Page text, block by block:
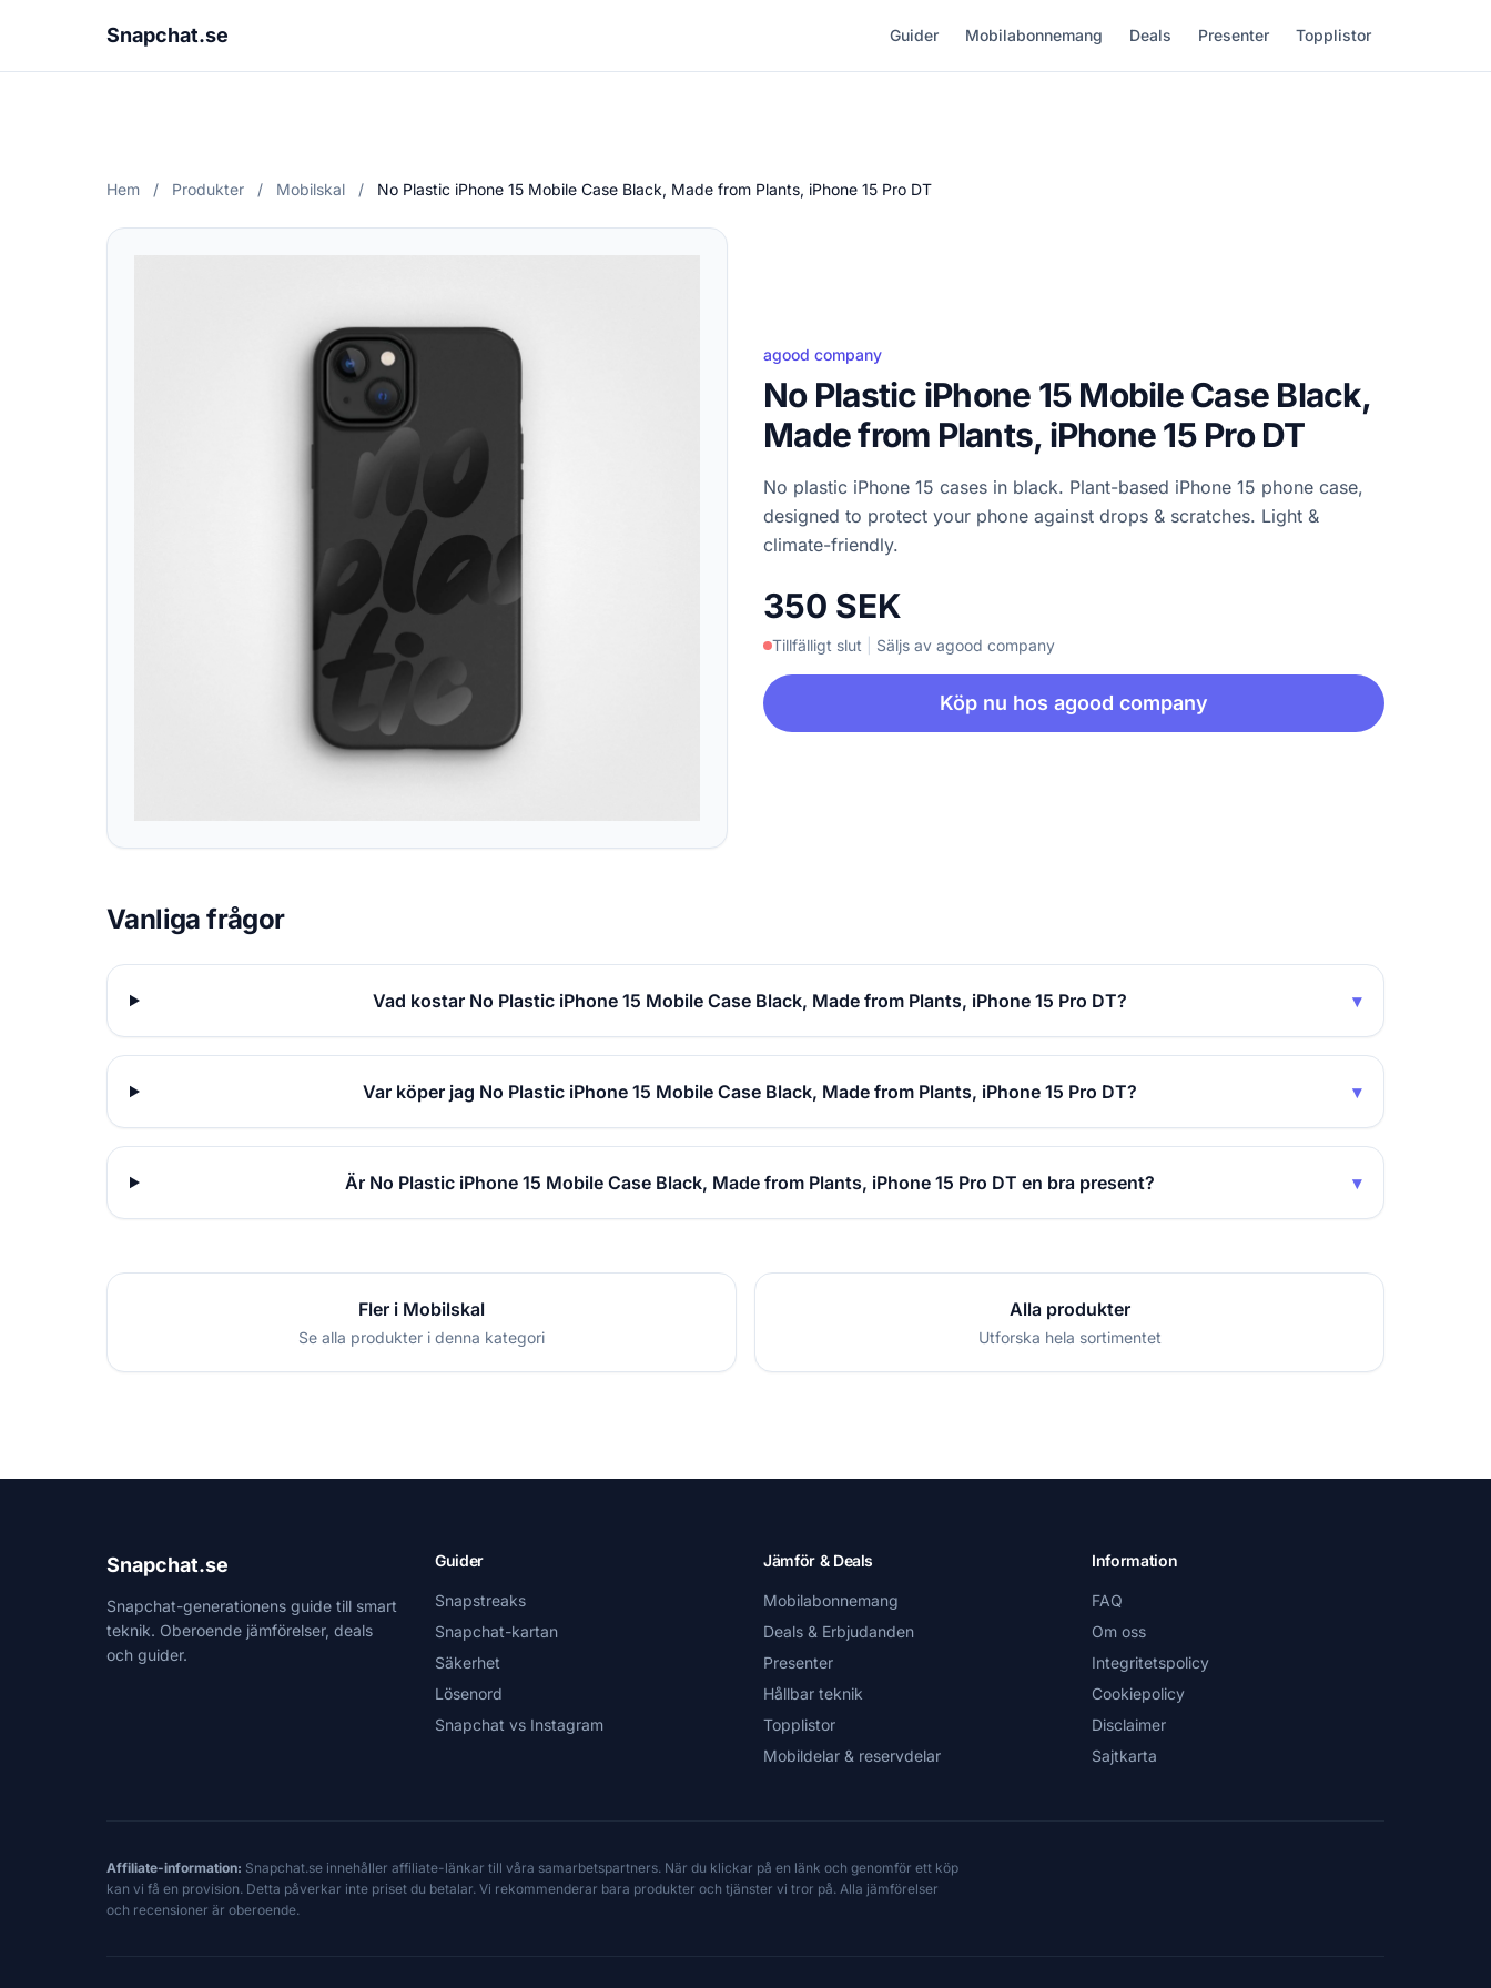
Snapchat.se Guider Mobilabonnemang Deals Presenter Topplistor
Hem / Produkter / Mobilskal / No Plastic iPhone 15 Mobile Case Black, Made from Plants, iPhone 15 Pro DT
agood company
No Plastic iPhone 15 Mobile Case Black,
Made from Plants, iPhone 15 Pro DT
No plastic iPhone 15 cases in black. Plant-based iPhone 15 phone case,
designed to protect your phone against drops & scratches. Light &
climate-friendly.
350 SEK
Tillfälligt slut Säljs av agood company
Köp nu hos agood company
Vanliga frågor
Vad kostar No Plastic iPhone 15 Mobile Case Black, Made from Plants, iPhone 15 Pro DT? ▾
Var köper jag No Plastic iPhone 15 Mobile Case Black, Made from Plants, iPhone 15 Pro DT? ▾
Är No Plastic iPhone 15 Mobile Case Black, Made from Plants, iPhone 15 Pro DT en bra present? ▾
Fler i Mobilskal
Se alla produkter i denna kategori
Alla produkter
Utforska hela sortimentet
Snapchat.se
Snapchat-generationens guide till smart
teknik. Oberoende jämförelser, deals
och guider.
Guider
Snapstreaks
Snapchat-kartan
Säkerhet
Lösenord
Snapchat vs Instagram
Jämför & Deals
Mobilabonnemang
Deals & Erbjudanden
Presenter
Hållbar teknik
Topplistor
Mobildelar & reservdelar
Information
FAQ
Om oss
Integritetspolicy
Cookiepolicy
Disclaimer
Sajtkarta
Affiliate-information: Snapchat.se innehåller affiliate-länkar till våra samarbetspartners. När du klickar på en länk och genomför ett köp
kan vi få en provision. Detta påverkar inte priset du betalar. Vi rekommenderar bara produkter och tjänster vi tror på. Alla jämförelser
och recensioner är oberoende.